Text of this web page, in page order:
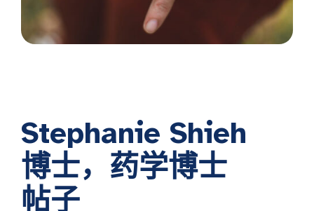
Stephanie Shieh
博士，药学博士
帖子